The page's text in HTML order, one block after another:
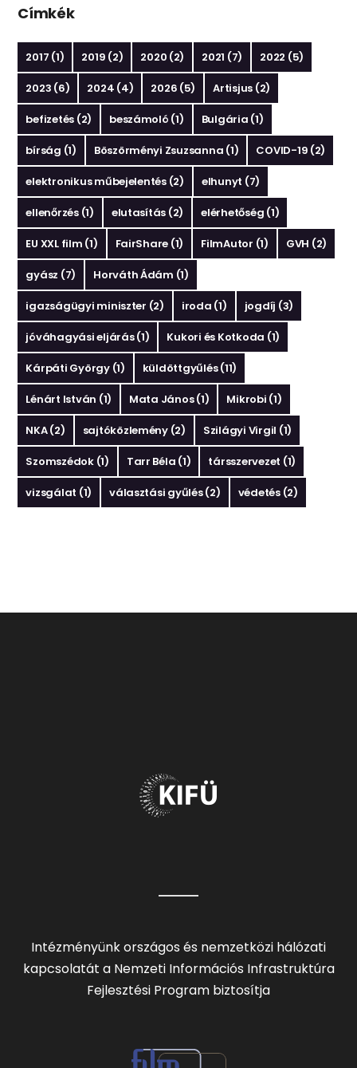
Címkék
2017 (1) 2019 (2) 2020 (2) 2021 (7) 2022 (5)
2023 (6) 2024 (4) 2026 (5) Artisjus (2)
befizetés (2) beszámoló (1) Bulgária (1)
bírság (1) Böszörményi Zsuzsanna (1) COVID-19 (2)
elektronikus műbejelentés(2) elhunyt (7)
ellenőrzés(1) elutasítás (2) elérhetőség (1)
EU XXL film (1) FairShare (1) FilmAutor (1) GVH (2)
gyász (7) Horváth Ádám (1)
igazságügyi miniszter (2) iroda (1) jogdíj (3)
jóváhagyási eljárás(1) Kukori és Kotkoda (1)
Kárpáti György(1) küldöttgyűlés(11)
Lénárt István (1) Mata János(1) Mikrobi (1)
NKA(2) sajtóközlemény(2) Szilágyi Virgil (1)
Szomszédok(1) Tarr Béla (1) társszervezet (1)
vizsgálat (1) választási gyűlés(2) védetés(2)
Intézményünk országos és nemzetközi hálózati
kapcsolatát a Nemzeti Információs Infrastruktúra
Fejlesztési Program biztosítja